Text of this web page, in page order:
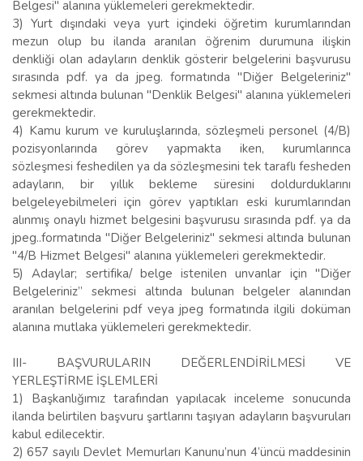
Belgesi" alanına yüklemeleri gerekmektedir.
3) Yurt dışındaki veya yurt içindeki öğretim kurumlarından
mezun olup bu ilanda aranılan öğrenim durumuna ilişkin
denkliği olan adayların denklik gösterir belgelerini başvurusu
sırasında pdf. ya da jpeg. formatında "Diğer Belgeleriniz"
sekmesi altında bulunan "Denklik Belgesi" alanına yüklemeleri
gerekmektedir.
4) Kamu kurum ve kuruluşlarında, sözleşmeli personel (4/B)
pozisyonlarında görev yapmakta iken, kurumlarınca
sözleşmesi feshedilen ya da sözleşmesini tek taraflı fesheden
adayların, bir yıllık bekleme süresini doldurduklarını
belgeleyebilmeleri için görev yaptıkları eski kurumlarından
alınmış onaylı hizmet belgesini başvurusu sırasında pdf. ya da
jpeg..formatında "Diğer Belgeleriniz" sekmesi altında bulunan
"4/B Hizmet Belgesi" alanına yüklemeleri gerekmektedir.
5) Adaylar; sertifika/ belge istenilen unvanlar için "Diğer
Belgeleriniz” sekmesi altında bulunan belgeler alanından
aranılan belgelerini pdf veya jpeg formatında ilgili doküman
alanına mutlaka yüklemeleri gerekmektedir.
III- BAŞVURULARIN DEĞERLENDİRİLMESİ VE
YERLEŞTİRME İŞLEMLERİ
1) Başkanlığımız tarafından yapılacak inceleme sonucunda
ilanda belirtilen başvuru şartlarını taşıyan adayların başvuruları
kabul edilecektir.
2) 657 sayılı Devlet Memurları Kanunu’nun 4’üncü maddesinin